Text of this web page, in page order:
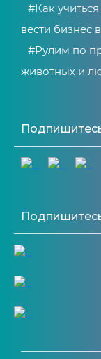
#Как
вести бизнес
#Рулим по
животных и